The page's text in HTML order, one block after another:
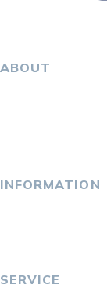
ABOUT
INFORMATION
SERVICE